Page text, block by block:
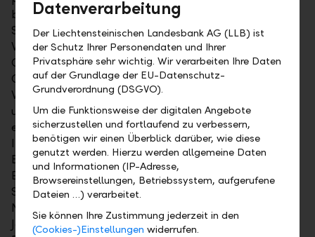
bei genauerer Betrachtung sind bereits ein paar
Schönheitsfehler erkennbar: Die
Wohnbauinvestitionen stagnieren seit sechs
Quartalen, und der Lageraufbau lieferte im dritten
Quartal den zweithöchsten Beitrag zum BIP-
Wachstum. Die Entwicklung des Auftragseingangs
und des ISM-Index lassen in den nächsten Monaten
ein schwächeres Produktionswachstum im
Industriesektor erwarten. Doch solange die
Beschäftigung expandiert und die real verfügbaren
Einkommen steigen, ist ein Ende des Booms nicht in
Sicht. Wir gehen davon aus, dass die amerikanische
Notenbank den Leitzins bis Mitte des kommenden
Jahres – ihrer Prognose entsprechend – auf 2.75
Datenverarbeitung
Der Liechtensteinischen Landesbank AG (LLB) ist
der Schutz Ihrer Personendaten und Ihrer
Privatsphäre sehr wichtig. Wir verarbeiten Ihre Daten
auf der Grundlage der EU-Datenschutz-
Grundverordnung (DSGVO).
Um die Funktionsweise der digitalen Angebote
sicherzustellen und fortlaufend zu verbessern,
benötigen wir einen Überblick darüber, wie diese
genutzt werden. Hierzu werden allgemeine Daten
und Informationen (IP-Adresse,
Browsereinstellungen, Betriebssystem, aufgerufene
Dateien …) verarbeitet.
Sie können Ihre Zustimmung jederzeit in den
(Cookies-)Einstellungen widerrufen.